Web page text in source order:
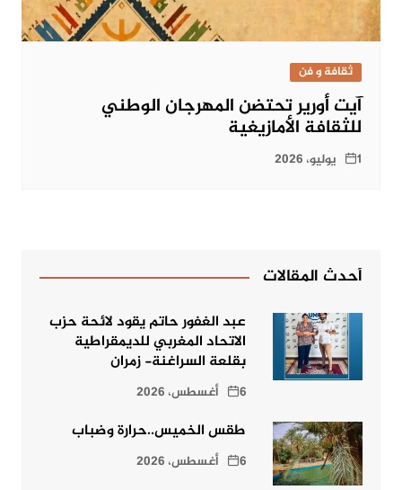
ثقافة و فن
آيت أورير تحتضن المهرجان الوطني
للثقافة الأمازيغية
1 يوليو، 2026
أحدث المقالات
عبد الغفور حاتم يقود لائحة حزب
الاتحاد المغربي للديمقراطية
بقلعة السراغنة- زمران
6 أغسطس، 2026
طقس الخميس..حرارة وضباب
6 أغسطس، 2026